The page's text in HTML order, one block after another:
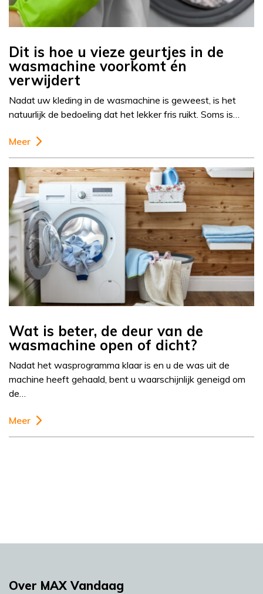
Dit is hoe u vieze geurtjes in de
wasmachine voorkomt én
verwijdert
Nadat uw kleding in de wasmachine is geweest, is het
natuurlijk de bedoeling dat het lekker fris ruikt. Soms is…
Meer
Wat is beter, de deur van de
wasmachine open of dicht?
Nadat het wasprogramma klaar is en u de was uit de
machine heeft gehaald, bent u waarschijnlijk geneigd om
de…
Meer
Over MAX Vandaag